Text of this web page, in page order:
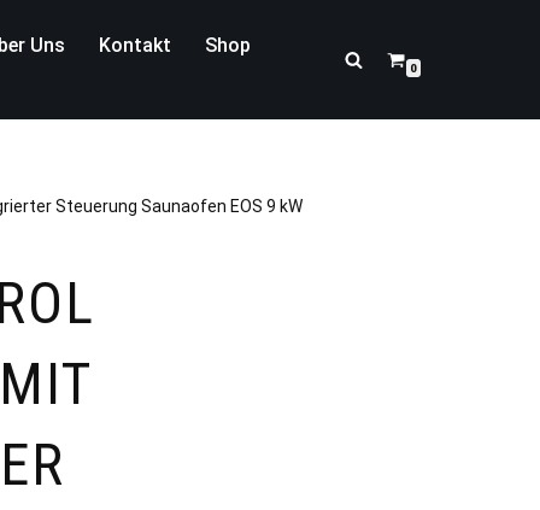
Uns Kontakt
Shop
0
Steuerung Saunaofen EOS 9 kW